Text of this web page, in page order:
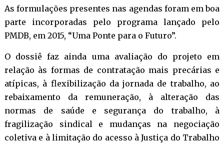
As formulações presentes nas agendas foram em boa
parte incorporadas pelo programa lançado pelo
PMDB, em 2015, “Uma Ponte para o Futuro”.
O dossiê faz ainda uma avaliação do projeto em
relação às formas de contratação mais precárias e
atípicas, à flexibilização da jornada de trabalho, ao
rebaixamento da remuneração, à alteração das
normas de saúde e segurança do trabalho, à
fragilização sindical e mudanças na negociação
coletiva e à limitação do acesso à Justiça do Trabalho